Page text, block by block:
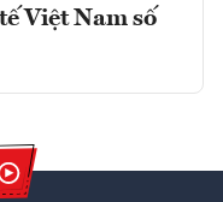
Việt Nam số